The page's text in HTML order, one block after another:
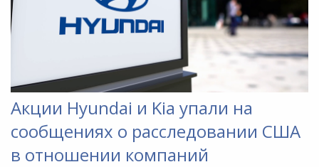
Акции Hyundai и Kia упали на
сообщениях о расследовании США
в отношении компаний